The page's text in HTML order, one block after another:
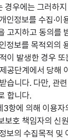
경우에는 그러하
인정보를 수집·이
고지하고 동의를
정보를 목적외의
이 발생한 경우
공단계에서 당해
습니다. 다만, 관
합니다.
항에 의해 이용자
보호 책임자의 신
보의 수집목적 및